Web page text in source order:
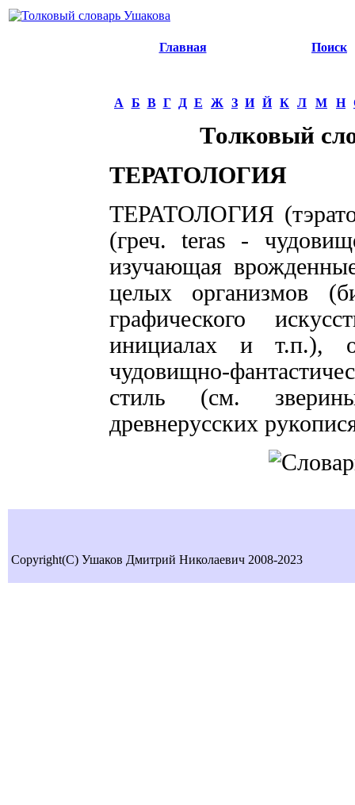
Главная Поиск
А Б В Г Д Е Ж З И Й К Л М Н
Толковый
ТЕРАТОЛОГИЯ
ТЕРАТОЛОГИЯ
(греч. teras -
изучающая
целых организмов
графического
инициалах и т.п.),
чудовищно-
стиль (см.
древнерусских
Copyright(C) Ушаков Дмитрий Николаевич 2008-2023